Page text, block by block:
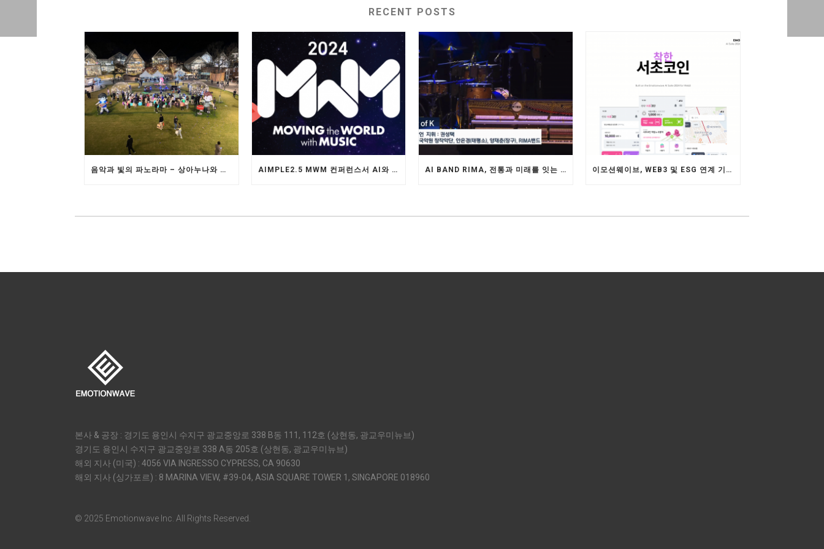
RECENT POSTS
음악과 빛의 파노라마 – 상아누나와 함께하는 워싱턴-의왕 RIMA 의 초저지연 5G 원격 콘서트 AIMPLE2.5 MWM 컨퍼런스서 AI와 가상 아티스트의 혁신적 미래 제안 AI BAND RIMA, 전통과 미래를 잇는 인공지능 융합 공연 – 제 4356주년 개천절 경축식 이모션웨이브, WEB3 및 ESG 연계 기술로 리뉴얼된 ‘착한서초코인’ 출시
본사 & 공장 : 경기도 용인시 수지구 광교중앙로 338 B동 111, 112호 (상현동, 광교우미뉴브)
경기도 용인시 수지구 광교중앙로 338 A동 205호 (상현동, 광교우미뉴브)
해외 지사 (미국) : 4056 VIA INGRESSO CYPRESS, CA 90630
해외 지사 (싱가포르) : 8 MARINA VIEW, #39-04, ASIA SQUARE TOWER 1, SINGAPORE 018960
© 2025 Emotionwave Inc. All Rights Reserved.